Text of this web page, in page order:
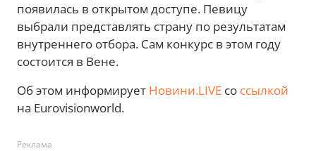
появилась в открытом доступе. Певицу
выбрали представлять страну по результатам
внутреннего отбора. Сам конкурс в этом году
состоится в Вене.
Об этом информирует Новини.LIVE со ссылкой
на Eurovisionworld.
Реклама